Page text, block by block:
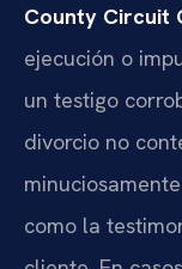
County Circuit
ejecución o
un testigo
divorcio no
como la